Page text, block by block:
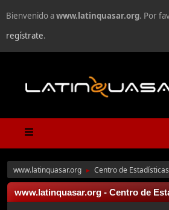
Bienvenido awww.latinquasar.org. Por
regístrate.
www.latinquasar.org ► Centro de Estadísticas
www.latinquasar.org - Centro de